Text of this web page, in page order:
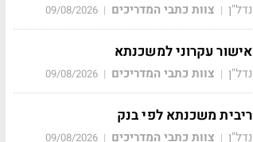
נדל"ן | צוות כתבי המדריכים |
09/08/2026
אישור עקרוני למשכנתא
נדל"ן | צוות כתבי המדריכים |
09/08/2026
ריבית משכנתא לפי בנק
נדל"ן | צוות כתבי המדריכים |
09/08/2026